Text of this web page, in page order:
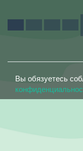
Вы обязуетесь